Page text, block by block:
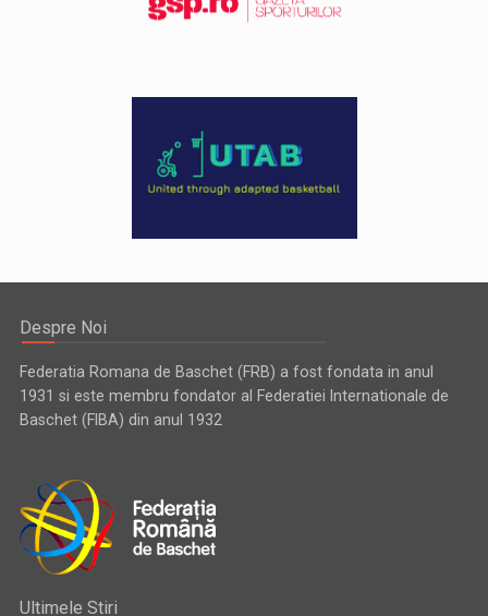
Despre Noi
Federatia Romana de Baschet (FRB) a fost fondata in anul
1931 si este membru fondator al Federatiei Internationale de
Baschet (FIBA) din anul 1932
Ultimele Stiri